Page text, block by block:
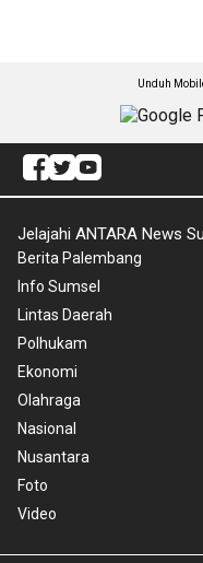
Unduh
Jelajahi ANTARA News
Berita Palembang
Info Sumsel
Lintas Daerah
Polhukam
Ekonomi
Olahraga
Nasional
Nusantara
Foto
Video